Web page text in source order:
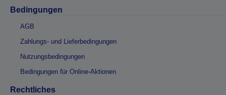
Bedingungen
AGB
Zahlungs- und Lieferbedingungen
Nutzungsbedingungen
Bedingungen für Online-Aktionen
Rechtliches